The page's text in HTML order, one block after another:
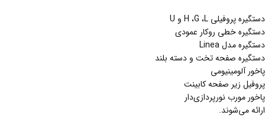
دستگیره پروفیلی H ،G ،L و U
دستگیره خطی روکار عمودی
دستگیره مدل Linea
دستگیره صفحه تخت و دسته بلند
پاخور آلومینیومی
پروفیل زیر صفحه کابینت
پاخور مورب نورپردازی‌دار
ارائه می‌شوند.